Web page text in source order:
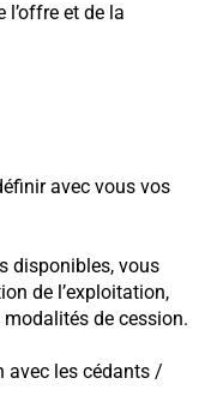
l’offre et de la
avec vous vos
disponibles, vous
de l’exploitation,
de cession.
avec les cédants /